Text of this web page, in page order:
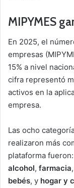
MIPYMES
En 2025, el
empresas
15% a nivel
cifra representó
activos en la
empresa.
Las ocho
realizaron más
plataforma fueron:
alcohol, farmacia,
bebés, y hogar y